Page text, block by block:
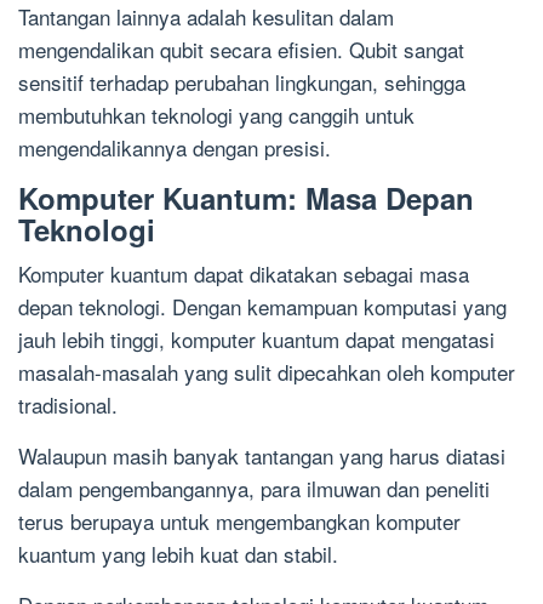
Tantangan lainnya adalah kesulitan dalam
mengendalikan qubit secara efisien. Qubit sangat
sensitif terhadap perubahan lingkungan, sehingga
membutuhkan teknologi yang canggih untuk
mengendalikannya dengan presisi.
Komputer Kuantum: Masa Depan
Teknologi
Komputer kuantum dapat dikatakan sebagai masa
depan teknologi. Dengan kemampuan komputasi yang
jauh lebih tinggi, komputer kuantum dapat mengatasi
masalah-masalah yang sulit dipecahkan oleh komputer
tradisional.
Walaupun masih banyak tantangan yang harus diatasi
dalam pengembangannya, para ilmuwan dan peneliti
terus berupaya untuk mengembangkan komputer
kuantum yang lebih kuat dan stabil.